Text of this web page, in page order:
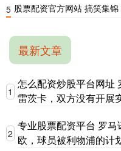
5 股票配资官方网站 搞笑集
最新文章
1
怎么配资炒股平台网址
雷茨卡，双方没有开展
2
专业股票配资平台 罗
欧，球员被利物浦的计